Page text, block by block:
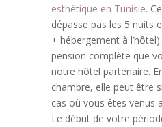
esthétique en Tunisie.
dépasse pas les 5 nuits
+ hébergement à
pension complète que
notre hôtel partenaire.
chambre, elle peut être
cas où vous êtes venus
Le début de votre